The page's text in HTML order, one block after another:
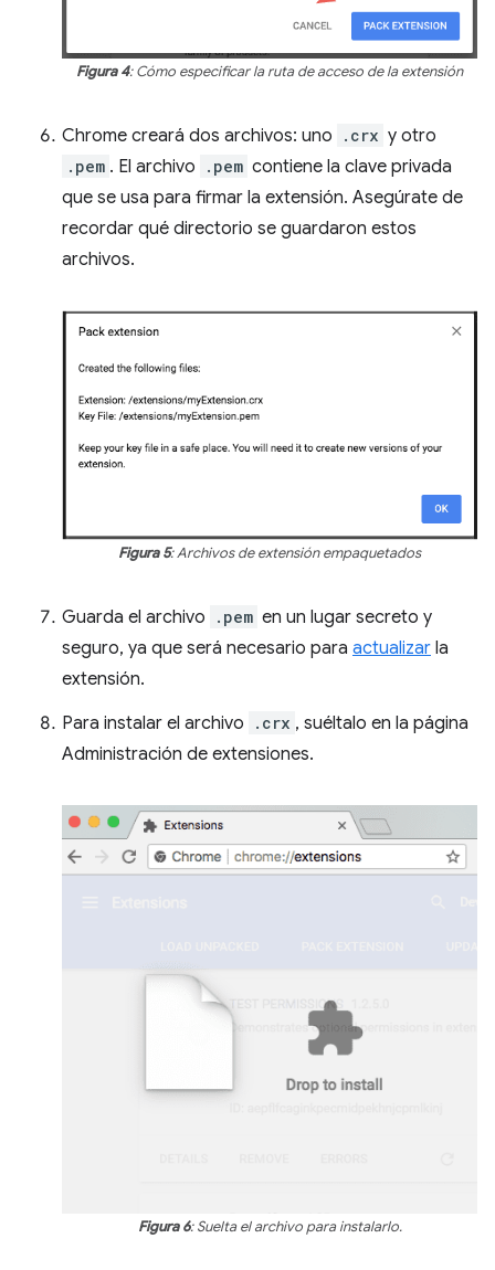
Figura 4: Cómo especificar la ruta de acceso de la extensión
Chrome creará dos archivos: uno .crx y otro
.pem . El archivo .pem contiene la clave privada
que se usa para firmar la extensión. Asegúrate de
recordar qué directorio se guardaron estos
archivos.
Figura 5: Archivos de extensión empaquetados
Guarda el archivo .pem en un lugar secreto y
seguro, ya que será necesario para actualizar la
extensión.
Para instalar el archivo
.crx , suéltalo en la página
Administración de extensiones.
Figura 6: Suelta el archivo para instalarlo.